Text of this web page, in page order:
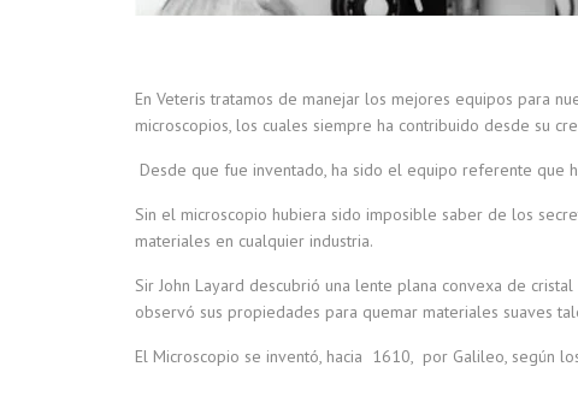
En Veteris tratamos de manejar los mejores equipos para
microscopios, los cuales siempre ha contribuido desde su
Desde que fue inventado, ha sido el equipo referente que
Sin el microscopio hubiera sido imposible saber de los
materiales en cualquier industria.
Sir John Layard descubrió una lente plana convexa de
observó sus propiedades para quemar materiales suaves
El Microscopio se inventó, hacia 1610, por Galileo, según